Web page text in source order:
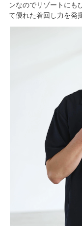
ンなのでリゾートにも
て優れた着回し力を発